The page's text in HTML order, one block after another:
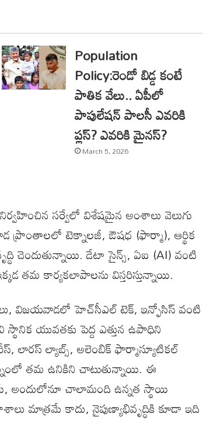
Population
Policy:రెండో బిడ్డ కంటే
పాతిక వేలు.. ఏపీలో
పాపులేషన్ పాలసీ ఎవరికి
ప్లస్? ఎవరికి మైనస్?
March 5, 2026
సర్వేలో విశేషమైన అంశాలు వెలుగు
టెక్నాలజీ, ఔషధ (ఫార్మా), ఆర్థిక
చెందుతున్నాయి. డేటా సైన్స్, ఏఐ (AI) వంటి
తమ కార్యకలాపాలను విస్తరిస్తున్నాయి.
విజయవాడలో హెచ్‌సీఎల్ టెక్, ఇన్ఫోసిస్ వంటి
యువతకు పెద్ద ఎత్తున ఉపాధిని
లారస్ ల్యాబ్స్, అలెంబిక్ ఫార్మాస్యూటికల్
తమ ఉనికిని చాటుతున్నాయి. ఈ
అందులోనూ చాలామంది ఉన్నత స్థాయి
మాత్రమే కాదు, నైపుణ్యాభివృద్ధికి కూడా ఇది